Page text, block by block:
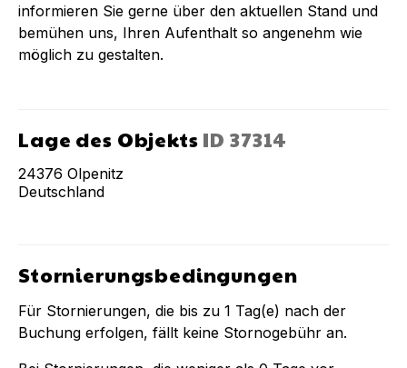
informieren Sie gerne über den aktuellen Stand und
bemühen uns, Ihren Aufenthalt so angenehm wie
möglich zu gestalten.
Lage des Objekts ID37314
24376 Olpenitz
Deutschland
Stornierungsbedingungen
Für Stornierungen, die bis zu 1 Tag(e) nach der
Buchung erfolgen, fällt keine Stornogebühr an.